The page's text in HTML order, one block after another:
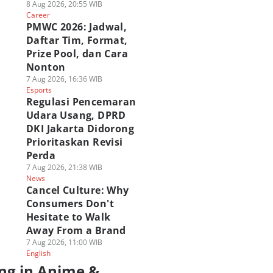
8 Aug 2026, 20:55 WIB
Career
PMWC 2026: Jadwal,
Daftar Tim, Format,
Prize Pool, dan Cara
Nonton
7 Aug 2026, 16:36 WIB
Esports
Regulasi Pencemaran
Udara Usang, DPRD
DKI Jakarta Didorong
Prioritaskan Revisi
Perda
7 Aug 2026, 21:38 WIB
News
Cancel Culture: Why
Consumers Don't
Hesitate to Walk
Away From a Brand
7 Aug 2026, 11:00 WIB
English